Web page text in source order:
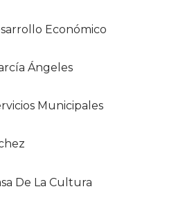
Económico
Ángeles
Municipales
De La Cultura